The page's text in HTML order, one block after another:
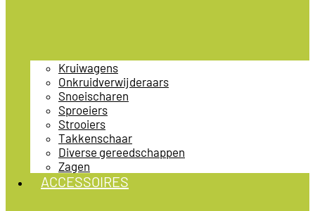
Kruiwagens
Onkruidverwijderaars
Snoeischaren
Sproeiers
Strooiers
Takkenschaar
Diverse gereedschappen
Zagen
ACCESSOIRES